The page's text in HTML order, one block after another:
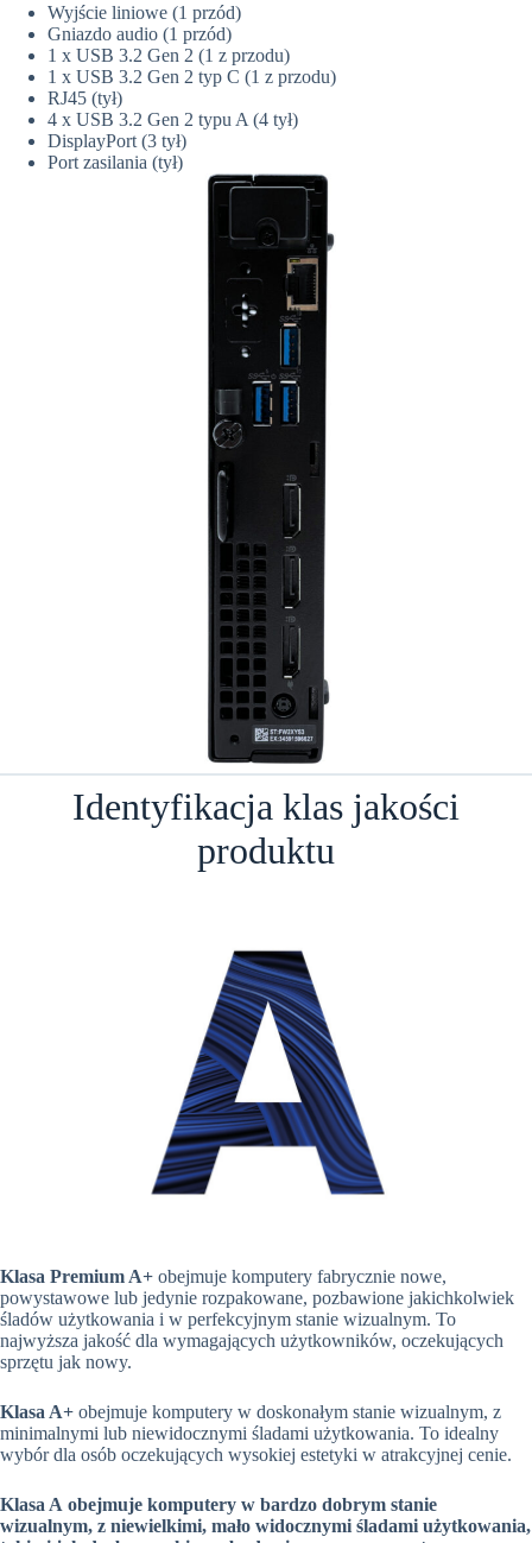
Wyjście liniowe (1 przód)
Gniazdo audio (1 przód)
1 x USB 3.2 Gen 2 (1 z przodu)
1 x USB 3.2 Gen 2 typ C (1 z przodu)
RJ45 (tył)
4 x USB 3.2 Gen 2 typu A (4 tył)
DisplayPort (3 tył)
Port zasilania (tył)
Identyfikacja klas jakości
produktu
Klasa Premium A+ obejmuje komputery fabrycznie nowe,
powystawowe lub jedynie rozpakowane, pozbawione jakichkolwiek
śladów użytkowania i w perfekcyjnym stanie wizualnym. To
najwyższa jakość dla wymagających użytkowników, oczekujących
sprzętu jak nowy.
Klasa A+ obejmuje komputery w doskonałym stanie wizualnym, z
minimalnymi lub niewidocznymi śladami użytkowania. To idealny
wybór dla osób oczekujących wysokiej estetyki w atrakcyjnej cenie.
Klasa A obejmuje komputery w bardzo dobrym stanie
wizualnym, z niewielkimi, mało widocznymi śladami użytkowania,